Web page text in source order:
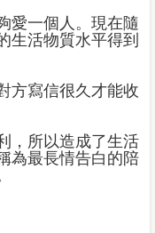
愛一個人。現在隨
生活物質水平得到
方寫信很久才能收
，所以造成了生活
為最長情告白的陪